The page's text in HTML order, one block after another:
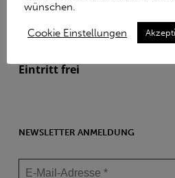
Dienstag, Donnerstag,
Sondertermine nach
Eintritt frei
NEWSLETTER ANMELDUNG
wünschen.
Cookie Einstellungen